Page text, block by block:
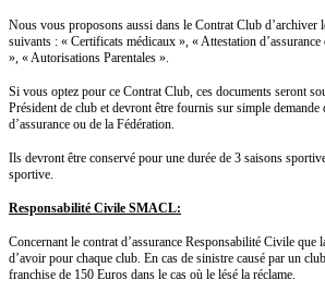
Nous vous proposons aussi dans le Contrat Club d’archiver
suivants : « Certificats médicaux », « Attestation
», « Autorisations Parentales ».
Si vous optez pour ce Contrat Club, ces documents seront
Président de club et devront être fournis sur simple demande
d’assurance ou de la Fédération.
Ils devront être conservé pour une durée de 3 saisons
sportive.
Responsabilité Civile SMACL:
Concernant le contrat d’assurance Responsabilité Civile
d’avoir pour chaque club. En cas de sinistre causé par un
franchise de 150 Euros dans le cas où le lésé la réclame.